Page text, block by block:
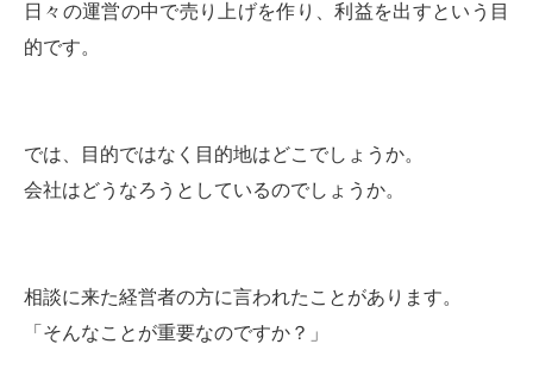
日々の運営の中で売り上げを作り、利益を出すという目
的です。
では、目的ではなく目的地はどこでしょうか。
会社はどうなろうとしているのでしょうか。
相談に来た経営者の方に言われたことがあります。
「そんなことが重要なのですか？」